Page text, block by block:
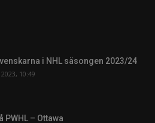
i NHL säsongen 2023/24
10:49
PWHL – Ottawa